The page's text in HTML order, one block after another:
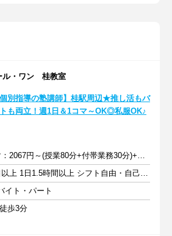
ル・ワン 桂教室
個別指導の塾講師】桂駅周辺★推し活もバ
も両立！週1日＆1コマ～OK◎私服OK♪
1コマ：2067円～(授業80分+付帯業務30分)+交通費支給
週1日以上 1日1.5時間以上 シフト自由・自己申告
イト・パート
歩3分